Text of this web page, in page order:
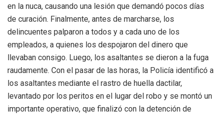
en la nuca, causando una lesión que demandó pocos días
de curación. Finalmente, antes de marcharse, los
delincuentes palparon a todos y a cada uno de los
empleados, a quienes los despojaron del dinero que
llevaban consigo. Luego, los asaltantes se dieron a la fuga
raudamente. Con el pasar de las horas, la Policía identificó a
los asaltantes mediante el rastro de huella dactilar,
levantado por los peritos en el lugar del robo y se montó un
importante operativo, que finalizó con la detención de